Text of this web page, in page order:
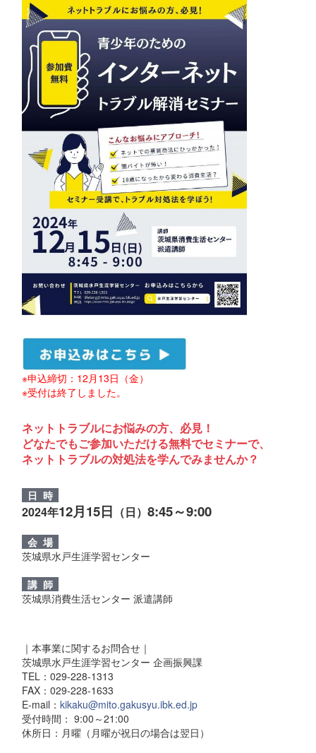
※申込締切：12月13日（金）
※受付は終了しました。
ネットトラブルにお悩みの方、必見！
どなたでもご参加いただける無料でセミナーで、
ネットトラブルの対処法を学んでみませんか？
日 時
2024年12月15日 （日） 8:45～9:00
会 場
茨城県水戸生涯学習センター
講 師
茨城県消費生活センター 派遣講師
｜本事業に関するお問合せ｜
茨城県水戸生涯学習センター 企画振興課
TEL：029-228-1313
FAX：029-228-1633
E-mail： kikaku@mito.gakusyu.ibk.ed.jp
受付時間： 9:00～21:00
休所日：月曜（月曜が祝日の場合は翌日）